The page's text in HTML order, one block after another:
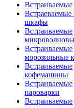
шкафы
Встраиваемые
Встраиваемые
морозильные
Встраиваемые
кофемашины
Встраиваемые
пароварки
Встраиваемые